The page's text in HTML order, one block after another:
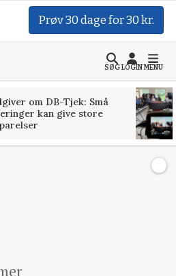
Prøv 30 dage for 30 kr.
SØGLOGINMENU
om DB-Tjek: Små
kan give store